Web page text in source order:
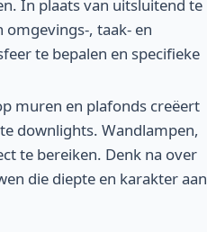
In plaats van uitsluitend te
, taak- en
te bepalen en specifieke
muren en plafonds creëert
downlights. Wandlampen,
te bereiken. Denk na over
die diepte en karakter aan